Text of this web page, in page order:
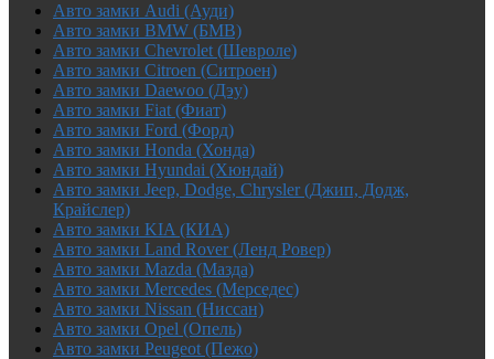
Авто замки Audi (Ауди)
Авто замки BMW (БМВ)
Авто замки Chevrolet (Шевроле)
Авто замки Citroen (Ситроен)
Авто замки Daewoo (Дэу)
Авто замки Fiat (Фиат)
Авто замки Ford (Форд)
Авто замки Honda (Хонда)
Авто замки Hyundai (Хюндай)
Авто замки Jeep, Dodge, Chrysler (Джип, Додж,
Крайслер)
Авто замки KIA (КИА)
Авто замки Land Rover (Ленд Ровер)
Авто замки Mazda (Мазда)
Авто замки Mercedes (Мерседес)
Авто замки Nissan (Ниссан)
Авто замки Opel (Опель)
Авто замки Peugeot (Пежо)